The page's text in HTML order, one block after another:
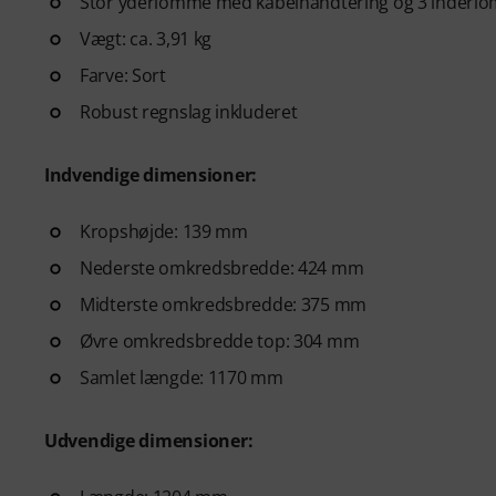
Vægt: ca. 3,91 kg
Farve: Sort
Robust regnslag inkluderet
Indvendige dimensioner:
Kropshøjde: 139 mm
Nederste omkredsbredde: 424 mm
Midterste omkredsbredde: 375 mm
Øvre omkredsbredde top: 304 mm
Samlet længde: 1170 mm
Udvendige dimensioner: